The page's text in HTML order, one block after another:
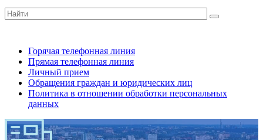
Горячая телефонная линия
Прямая телефонная линия
Личный прием
Обращения граждан и юридических лиц
Политика в отношении обработки персональных
данных